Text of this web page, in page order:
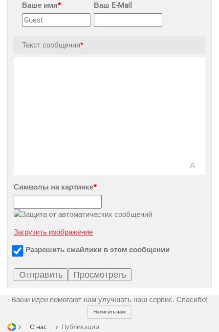
Ваше имя* Ваш E-Mail
Текст сообщения*
Символы на картинке*
Загрузить изображение
Разрешить смайлики в этом сообщении
Ваши идеи помогают нам улучшать наш сервис. Спасибо!
Написать нам
О нас Публикации
Google
Яндекс
AI Automation
CMS 1C-Bitrix
CRM Bitrix24
Шелкография
Разное
Телевидение
Газеты
Радио
OOH
Аудио и звукозапись
Видео и видеосъёмка